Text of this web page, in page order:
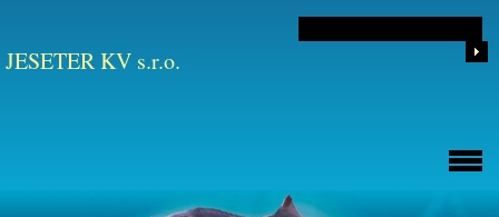
JESETER KV s.r.o.